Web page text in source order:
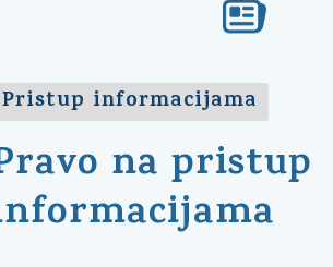
Pristup informacijama
na pristup